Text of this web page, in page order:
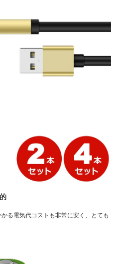
る電気代コストも非常に安く、とても